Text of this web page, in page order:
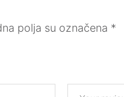
polja su označena *